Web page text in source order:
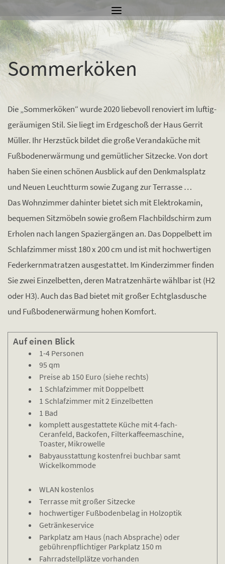
to
content
Lichtdurchflutete Verandaküche
Sommerköken
Die „Sommerköken“ wurde 2020 liebevoll renoviert im luftig-
geräumigen Stil. Sie liegt im Erdgeschoß der Haus Gerrit
Müller. Ihr Herzstück bildet die große Verandaküche mit
Fußbodenerwärmung und gemütlicher Sitzecke. Von dort
haben Sie einen schönen Ausblick auf den Denkmalsplatz
und Neuen Leuchtturm sowie Zugang zur Terrasse …
Das Wohnzimmer dahinter bietet sich mit Elektrokamin,
bequemen Sitzmöbeln sowie großem Flachbildschirm zum
Erholen nach langen Spaziergängen an. Das Doppelbett im
Schlafzimmer misst 180 x 200 cm und ist mit hochwertigen
Federkernmatratzen ausgestattet. Im Kinderzimmer finden
Sie zwei Einzelbetten, deren Matratzenhärte wählbar ist (H2
oder H3). Auch das Bad bietet mit großer Echtglasdusche
und Fußbodenerwärmung hohen Komfort.
Auf einen Blick
1-4 Personen
95 qm
Preise ab 150 Euro (siehe rechts)
1 Schlafzimmer mit Doppelbett
1 Schlafzimmer mit 2 Einzelbetten
1 Bad
komplett ausgestattete Küche mit 4-fach-
Ceranfeld, Backofen, Filterkaffeemaschine,
Toaster, Mikrowelle
Babyausstattung kostenfrei buchbar samt
Wickelkommode
WLAN kostenlos
Terrasse mit großer Sitzecke
hochwertiger Fußbodenbelag in Holzoptik
Getränkeservice
Parkplatz am Haus (nach Absprache) oder
gebührenpflichtiger Parkplatz 150 m
Fahrradstellplätze vorhanden